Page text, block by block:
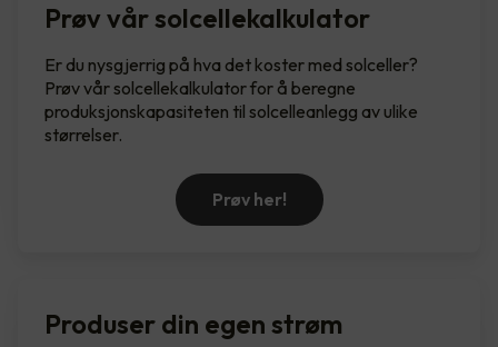
Prøv vår solcellekalkulator
Er du nysgjerrig på hva det koster med solceller?
Prøv vår solcellekalkulator for å beregne
produksjonskapasiteten til solcelleanlegg av ulike
størrelser.
Prøv her!
Produser din egen strøm